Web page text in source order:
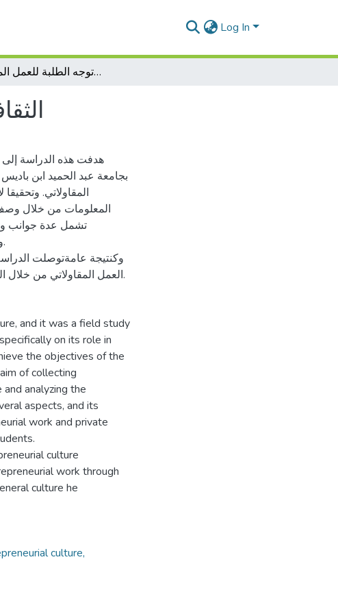
Log In
الثقافة المقاولتية و دورها في توجه الطلبة للعمل المقاولاتي
هدفت هذه الدراسة إلى
بجامعة عبد الحميد ابن
المقاولاتي.
المعلومات من خلال وصف
تشمل عدة جوانب
وكنتيجة عامةتوصلت
العمل المقاولاتي من خلال التعليم المقاولاتي الذي يتلقاه والثقافة العامة التي يمتلكها.
and it was a field study
on its role in
the objectives of the
of collecting
analyzing the
aspects, and its
work and private
culture
work through
culture he
culture,